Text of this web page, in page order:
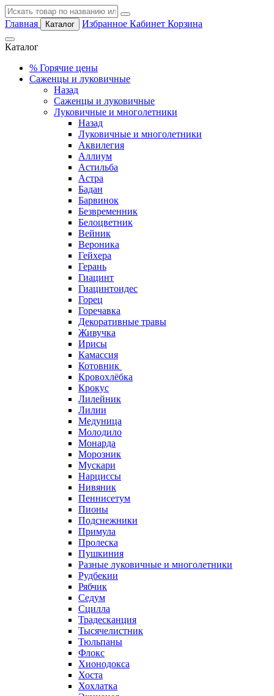
Главная Каталог Избранное Кабинет Корзина
Каталог
% Горячие цены
Саженцы и луковичные
Назад
Саженцы и луковичные
Луковичные и многолетники
Назад
Луковичные и многолетники
Аквилегия
Аллиум
Астильба
Астра
Бадан
Барвинок
Безвременник
Белоцветник
Вейник
Вероника
Гейхера
Герань
Гиацинт
Гиацинтоидес
Горец
Горечавка
Декоративные травы
Живучка
Ирисы
Камассия
Котовник
Кровохлёбка
Крокус
Лилейник
Лилии
Медуница
Молодило
Монарда
Морозник
Мускари
Нарциссы
Нивяник
Пеннисетум
Пионы
Подснежники
Примула
Пролеска
Пушкиния
Разные луковичные и многолетники
Рудбекии
Рябчик
Седум
Сцилла
Традесканция
Тысячелистник
Тюльпаны
Флокс
Хионодокса
Хоста
Хохлатка